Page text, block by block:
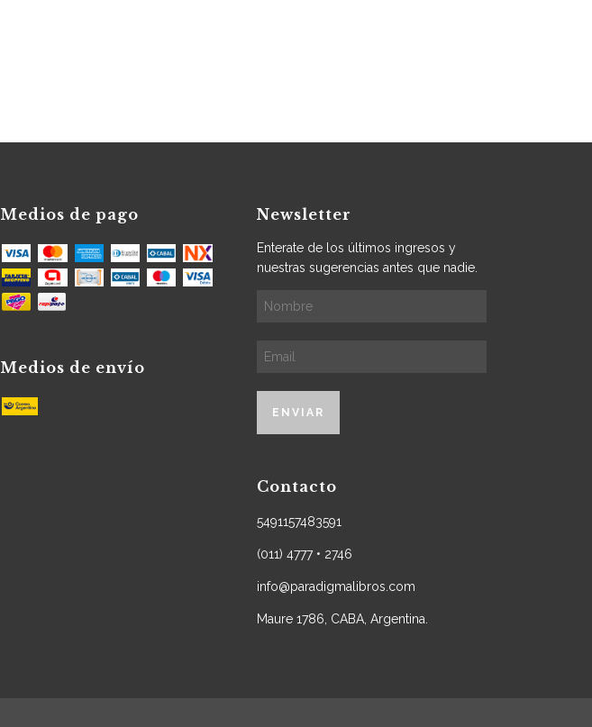
Medios de pago
Medios de envío
Newsletter
Enterate de los últimos ingresos y
nuestras sugerencias antes que nadie.
Contacto
5491157483591
(011) 4777 • 2746
info@paradigmalibros.com
Maure 1786, CABA, Argentina.